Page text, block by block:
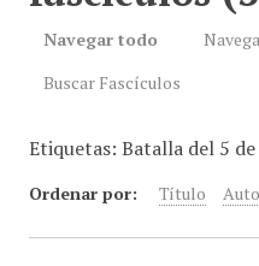
Navegar todo
Buscar Fascículos
Etiquetas: Batalla del 5
Ordenar por: Título